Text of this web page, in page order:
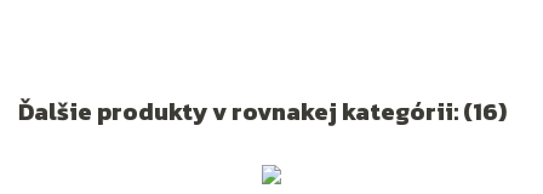
Ďalšie produkty v rovnakej kategórii: (16)